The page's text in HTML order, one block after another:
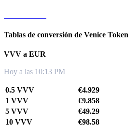
Tablas de conversión de Venice Token
VVV a EUR
Hoy a las 10:13 PM
0.5 VVV
€4.929
1 VVV
€9.858
5 VVV
€49.29
10 VVV
€98.58